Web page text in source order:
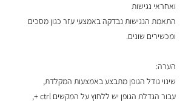
ואחראי נגישות
התאמת הנגישות נבדקה באמצעי עזר כגון מסכים
ומכשירים שונים.
הערה:
שינוי גודל הגופן מתבצע באמצעות המקלדת,
עבור הגדלת הגופן יש ללחוץ על המקשים ctrl +,